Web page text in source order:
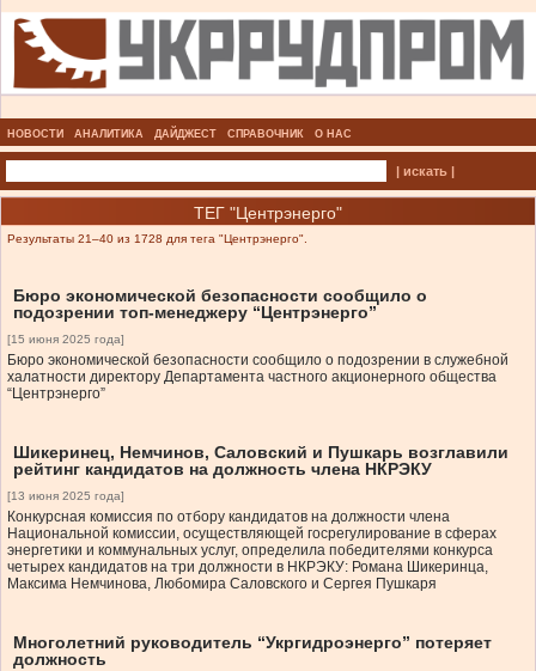
НОВОСТИ АНАЛИТИКА ДАЙДЖЕСТ СПРАВОЧНИК О НАС
| искать |
ТЕГ "Центрэнерго"
Результаты 21–40 из 1728 для тега "Центрэнерго".
Бюро экономической безопасности сообщило о
подозрении топ-менеджеру “Центрэнерго”
[15 июня 2025 года]
Бюро экономической безопасности сообщило о подозрении в служебной
халатности директору Департамента частного акционерного общества
“Центрэнерго”
Шикеринец, Немчинов, Саловский и Пушкарь возглавили
рейтинг кандидатов на должность члена НКРЭКУ
[13 июня 2025 года]
Конкурсная комиссия по отбору кандидатов на должности члена
Национальной комиссии, осуществляющей госрегулирование в сферах
энергетики и коммунальных услуг, определила победителями конкурса
четырех кандидатов на три должности в НКРЭКУ: Романа Шикеринца,
Максима Немчинова, Любомира Саловского и Сергея Пушкаря
Многолетний руководитель “Укргидроэнерго” потеряет
должность